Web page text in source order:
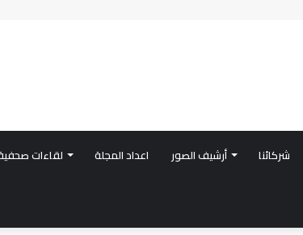
لقاءات اعداد المجلة أرشيف الصور شركائنا